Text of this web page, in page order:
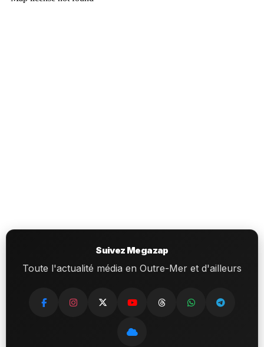
Suivez Megazap
Toute l'actualité média en Outre-Mer et d'ailleurs